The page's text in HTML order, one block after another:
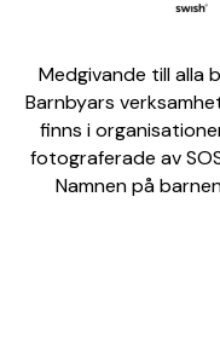
Medgivande till alla
Barnbyars
finns i
fotograferade av
Namnen på